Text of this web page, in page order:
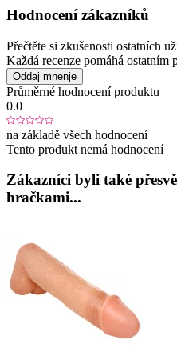
Hodnocení zákazníků
Přečtěte si zkušenosti ostatních
Každá recenze pomáhá ostatním
Oddaj mnenje
Průměrné hodnocení produktu
0.0
na základě všech hodnocení
Tento produkt nemá hodnocení
Zákazníci byli také
hračkami...